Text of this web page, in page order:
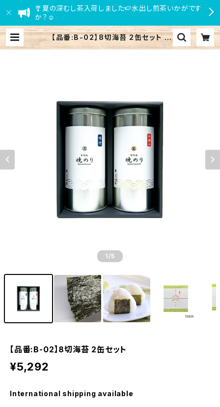
🎐夏の深むし茶入荷しました🍉水出し煎茶いかがです
か？☺
【品番:B-02】8切海苔 2缶セット |
小田原 江嶋
1 /5
【品番:B-02】8切海苔 2缶セット
¥5,292
International shipping available